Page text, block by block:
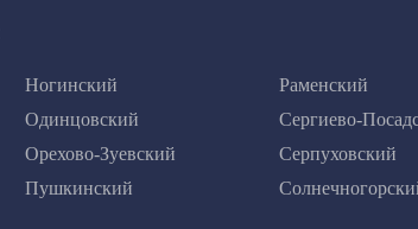
Ногинский Раменский
Одинцовский Сергиево-
Орехово-Зуевский Серпуховский
Пушкинский